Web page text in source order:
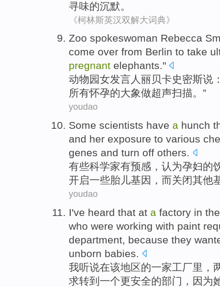
寻味的沉默 。
《柯林斯英汉双解大词典》
Zoo spokeswoman Rebecca
come over from Berlin to take
pregnant elephants."
动物园女发言人 丽贝卡史密斯说
所有怀孕的大象做超声扫描。”
youdao
Some scientists have a hunch
and her exposure to various
genes and turn off others.
有些科学家有预感 ， 认为孕妇的
开启一些胎儿基因 ，而关闭其他
youdao
I've heard that at a factory in the
who were working with paint
department, because they
unborn babies.
我听说在该地区的一家工厂里，
求转到 一个更安全的部门 ， 因为